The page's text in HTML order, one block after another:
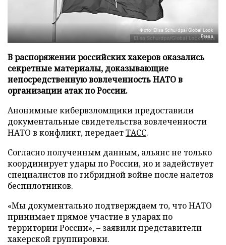
Фото: Elisa Schu/dpa/Global Look
Press
В распоряжении российских хакеров оказались
секретные материалы, доказывающие
непосредственную вовлеченность НАТО в
организации атак по России.
Анонимные кибервзломщики предоставили
документальные свидетельства вовлеченности
НАТО в конфликт, передаетТАСС.
Согласно полученным данным, альянс не только
координирует удары по России, но и задействует
специалистов по гибридной войне после налетов
беспилотников.
«Мы документально подтверждаем то, что НАТО
принимает прямое участие в ударах по
территории России», – заявили представители
хакерской группировки.